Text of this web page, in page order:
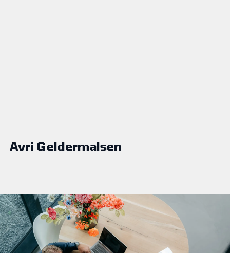
Avri Geldermalsen